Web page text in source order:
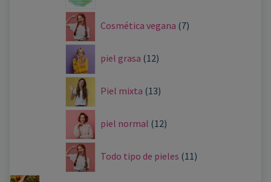
Cosmética vegana 7
piel grasa 12
Piel mixta 13
piel normal 12
Todo tipo de pieles 11